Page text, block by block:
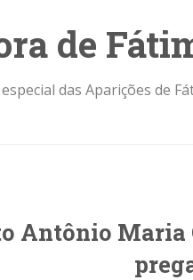
de
das Aparições de
Antônio Maria